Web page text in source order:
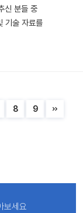
신 분들 중
기술 자료를
8 9
보세요